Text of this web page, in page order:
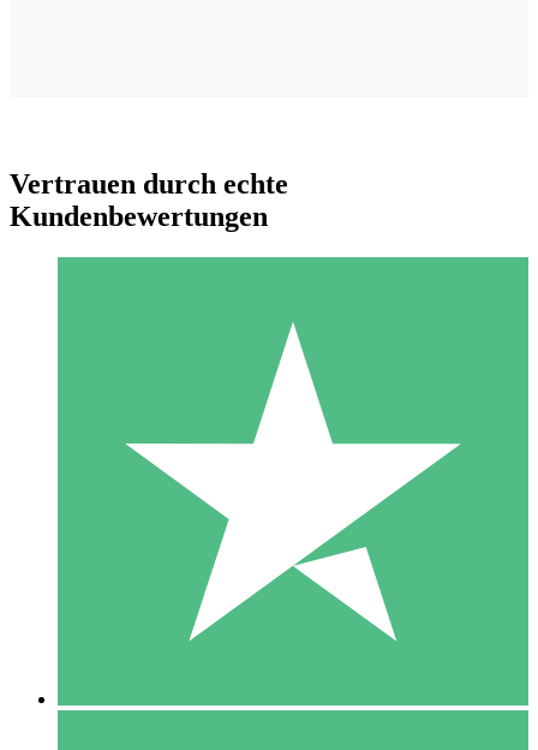
Individuelle Credit-Pakete
Zahlen Sie nach Bedarf mit Download-Credits. Keine
monatliche Verpflichtung erforderlich.
10 00
Vertrauen durch echte
Kundenbewertungen